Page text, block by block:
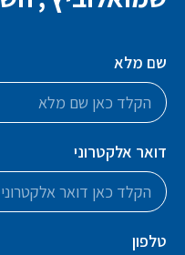
שם מלא
דואר אלקטרוני
טלפון